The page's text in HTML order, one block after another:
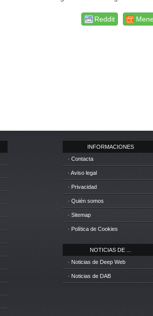
Reddit
INFORMACIONES
· Contacta
· Aviso legal
· Privacidad
· Quién somos
· Sitemap
· Política de Cookies
NOTICIAS DE ...
· Noticias de Deep Web
· Noticias de DAB